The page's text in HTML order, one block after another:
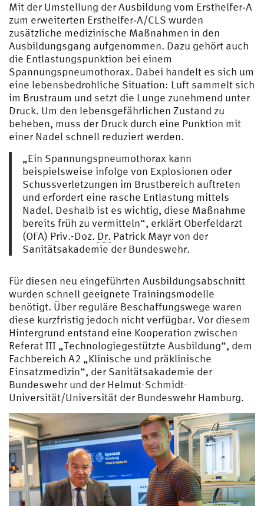
Mit der Umstellung der Ausbildung vom Ersthelfer‑A
zum erweiterten Ersthelfer‑A/CLS wurden
zusätzliche medizinische Maßnahmen in den
Ausbildungsgang aufgenommen. Dazu gehört auch
die Entlastungspunktion bei einem
Spannungspneumothorax. Dabei handelt es sich um
eine lebensbedrohliche Situation: Luft sammelt sich
im Brustraum und setzt die Lunge zunehmend unter
Druck. Um den lebensgefährlichen Zustand zu
beheben, muss der Druck durch eine Punktion mit
einer Nadel schnell reduziert werden.
„Ein Spannungspneumothorax kann
beispielsweise infolge von Explosionen oder
Schussverletzungen im Brustbereich auftreten
und erfordert eine rasche Entlastung mittels
Nadel. Deshalb ist es wichtig, diese Maßnahme
bereits früh zu vermitteln“, erklärt Oberfeldarzt
(OFA) Priv.-Doz. Dr. Patrick Mayr von der
Sanitätsakademie der Bundeswehr.
Für diesen neu eingeführten Ausbildungsabschnitt
wurden schnell geeignete Trainingsmodelle
benötigt. Über reguläre Beschaffungswege waren
diese kurzfristig jedoch nicht verfügbar. Vor diesem
Hintergrund entstand eine Kooperation zwischen
Referat III „Technologiegestützte Ausbildung“, dem
Fachbereich A2 „Klinische und präklinische
Einsatzmedizin“, der Sanitätsakademie der
Bundeswehr und der Helmut-Schmidt-
Universität/Universität der Bundeswehr Hamburg.